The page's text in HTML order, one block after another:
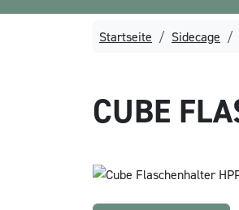
Startseite Sidecage
CUBE